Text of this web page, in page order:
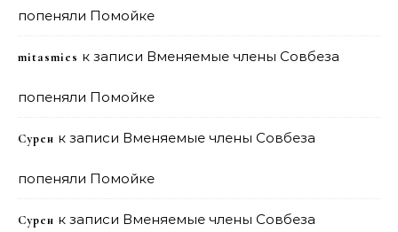
попеняли Помойке
mitasmies к записи Вменяемые члены Совбеза
попеняли Помойке
Сурен к записи Вменяемые члены Совбеза
попеняли Помойке
Сурен к записи Вменяемые члены Совбеза